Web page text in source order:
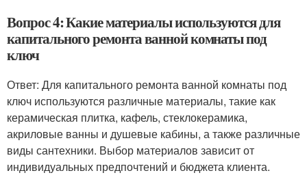
Вопрос 4: Какие материалы используются для
капитального ремонта ванной комнаты под
ключ
Ответ: Для капитального ремонта ванной комнаты под
ключ используются различные материалы, такие как
керамическая плитка, кафель, стеклокерамика,
акриловые ванны и душевые кабины, а также различные
виды сантехники. Выбор материалов зависит от
индивидуальных предпочтений и бюджета клиента.